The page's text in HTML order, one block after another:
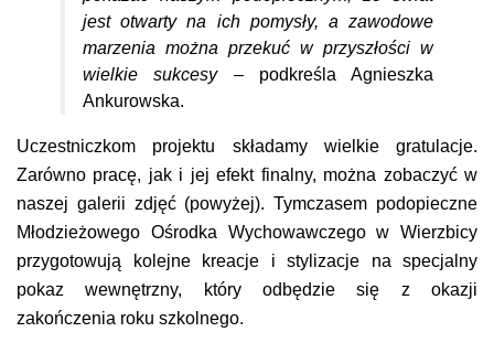
jest otwarty na ich pomysły, a zawodowe
marzenia można przekuć w przyszłości w
wielkie sukcesy –podkreśla Agnieszka
Ankurowska.
Uczestniczkom projektu składamy wielkie gratulacje.
Zarówno pracę, jak i jej efekt finalny, można zobaczyć w
naszej galerii zdjęć (powyżej). Tymczasem podopieczne
Młodzieżowego Ośrodka Wychowawczego w Wierzbicy
przygotowują kolejne kreacje i stylizacje na specjalny
pokaz wewnętrzny, który odbędzie się z okazji
zakończenia roku szkolnego.